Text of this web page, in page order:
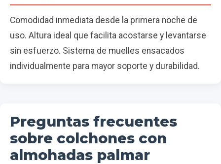
Comodidad inmediata desde la primera noche de
uso. Altura ideal que facilita acostarse y levantarse
sin esfuerzo. Sistema de muelles ensacados
individualmente para mayor soporte y durabilidad.
Preguntas frecuentes
sobre colchones con
almohadas palmar